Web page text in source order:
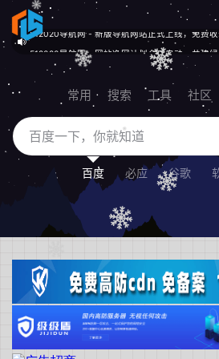
512020导航网 - 网站净网计划全面启动，共建绿
常用 搜索 工具 社区
百度 必应 谷歌